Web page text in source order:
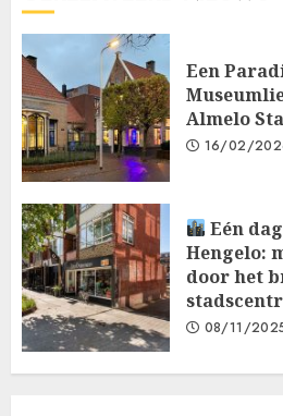
Een
Almelo
16/02/
Eén
Hengelo:
door het
08/11/